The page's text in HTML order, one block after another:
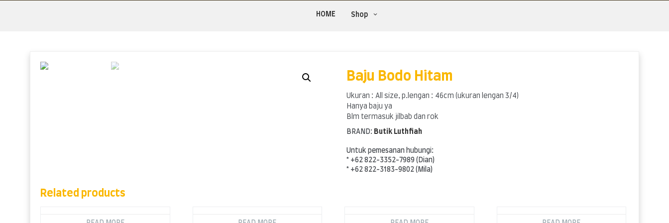
HOME Shop
Baju Bodo Hitam
Ukuran : All size, p.lengan : 46cm (ukuran lengan 3/4)
Hanya baju ya
Blm termasuk jilbab dan rok
BRAND: Butik Luthfiah
Untuk pemesanan hubungi:
* +62 822-3352-7989 (Dian)
* +62 822-3183-9802 (Mila)
Related products